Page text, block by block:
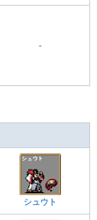
-
シュウト